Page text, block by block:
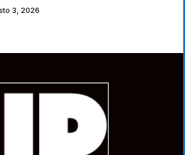
3, 2026